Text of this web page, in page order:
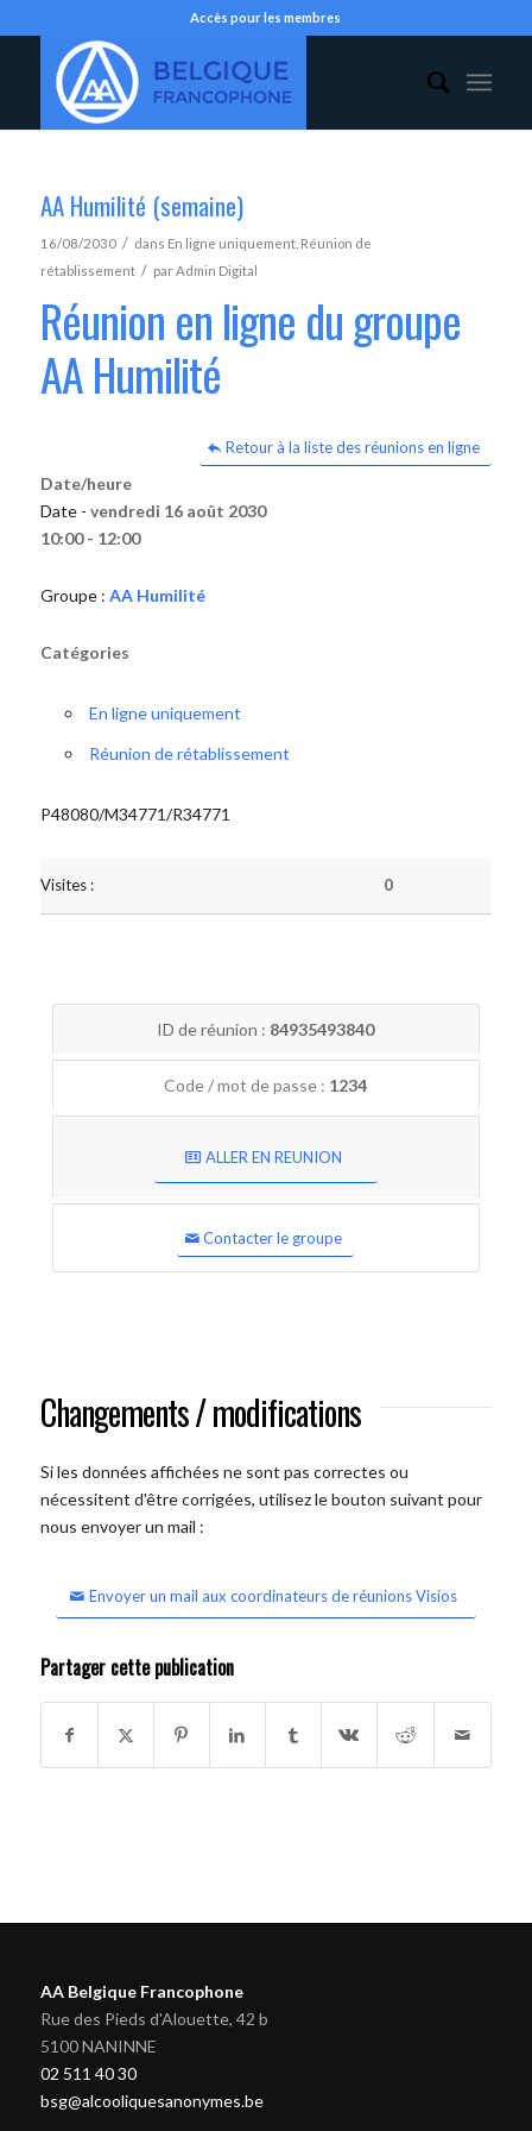
Accès pour les membres
AA Humilité (semaine)
16/08/2030 / dans En ligne uniquement, Réunion de
rétablissement / parAdmin Digital
Réunion en ligne du groupe
AA Humilité
Retour à la liste des réunions en ligne
Date/heure
Date - vendredi 16 août 2030
10:00 - 12:00
Groupe : AA Humilité
Catégories
En ligne uniquement
Réunion de rétablissement
P48080/M34771/R34771
Visites : 0
ID de réunion : 84935493840
Code / mot de passe : 1234
ALLER EN REUNION
Contacter le groupe
Changements / modifications
Si les données affichées ne sont pas correctes ou
nécessitent d'être corrigées, utilisez le bouton suivant pour
nous envoyer un mail :
Envoyer un mail aux coordinateurs de réunions Visios
Partager cette publication
AA Belgique Francophone
Rue des Pieds d'Alouette, 42 b
5100 NANINNE
02 511 40 30
bsg@alcooliquesanonymes.be